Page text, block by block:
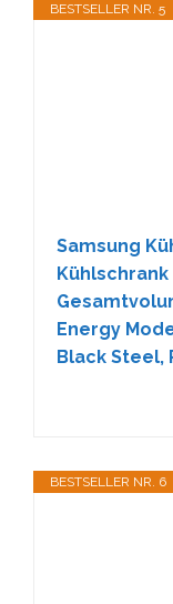
BESTSELLER NR. 5
Samsung
Energy
Black Steel,
BESTSELLER NR. 6